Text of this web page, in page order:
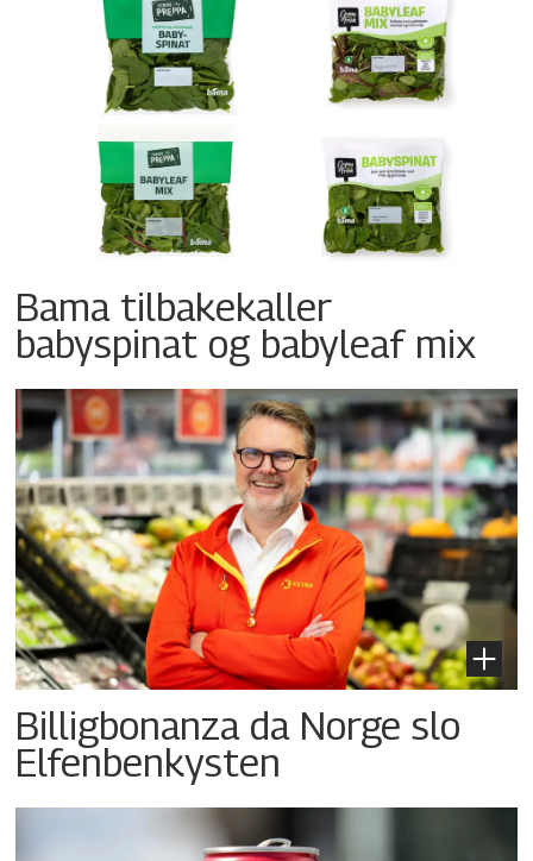
Bama tilbakekaller
babyspinat og babyleaf mix
Billigbonanza da Norge slo
Elfenbenkysten